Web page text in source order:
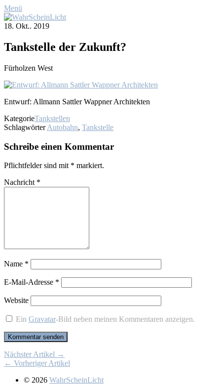
Menü
18. Okt.. 2019
Tank­stel­le der Zu­kunft?
Für­hol­zen West
Ent­wurf: All­mann Satt­ler Wapp­ner Ar­chi­tek­ten
KategorieTankstellen
Schlagwörter Autobahn, Tankstelle
Schreibe einen Kommentar
Pflichtfelder sind mit * markiert.
Nachricht *
Name *
E-Mail-Adresse *
Website
EinGravatar-Bild neben meinen Kommentaren anzeigen.
Nächster Artikel →
← Vorheriger Artikel
© 2026 WahrScheinLicht